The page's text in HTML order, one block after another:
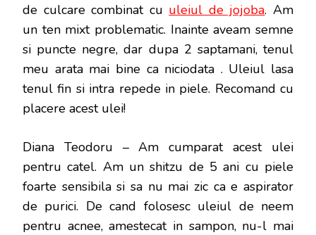
de culcare combinat cu uleiul de jojoba. Am
un ten mixt problematic. Inainte aveam semne
si puncte negre, dar dupa 2 saptamani, tenul
meu arata mai bine ca niciodata . Uleiul lasa
tenul fin si intra repede in piele. Recomand cu
placere acest ulei!
Diana Teodoru – Am cumparat acest ulei
pentru catel. Am un shitzu de 5 ani cu piele
foarte sensibila si sa nu mai zic ca e aspirator
de purici. De cand folosesc uleiul de neem
pentru acnee, amestecat in sampon, nu-l mai